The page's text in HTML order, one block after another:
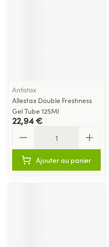
Antistax
Allestax Double Freshness
Gel Tube 125Ml
22,94 €
Ajouter au panier